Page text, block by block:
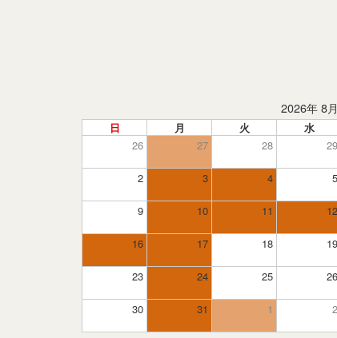
2026年 8月
日 月 火 水
26
27 28 29
2 3 4 5
9 10 11 12
16 17 18 19
23 24 25 26
30 31 1 2